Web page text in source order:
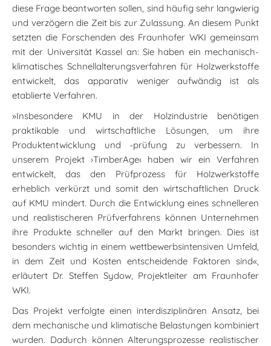
diese Frage beantworten sollen, sind häufig sehr langwierig
und verzögern die Zeit bis zur Zulassung. An diesem Punkt
setzten die Forschenden des Fraunhofer WKI gemeinsam
mit der Universität Kassel an: Sie haben ein mechanisch-
klimatisches Schnellalterungsverfahren für Holzwerkstoffe
entwickelt, das apparativ weniger aufwändig ist als
etablierte Verfahren.
»Insbesondere KMU in der Holzindustrie benötigen
praktikable und wirtschaftliche Lösungen, um ihre
Produktentwicklung und -prüfung zu verbessern. In
unserem Projekt ›TimberAge‹ haben wir ein Verfahren
entwickelt, das den Prüfprozess für Holzwerkstoffe
erheblich verkürzt und somit den wirtschaftlichen Druck
auf KMU mindert. Durch die Entwicklung eines schnelleren
und realistischeren Prüfverfahrens können Unternehmen
ihre Produkte schneller auf den Markt bringen. Dies ist
besonders wichtig in einem wettbewerbsintensiven Umfeld,
in dem Zeit und Kosten entscheidende Faktoren sind«,
erläutert Dr. Steffen Sydow, Projektleiter am Fraunhofer
WKI.
Das Projekt verfolgte einen interdisziplinären Ansatz, bei
dem mechanische und klimatische Belastungen kombiniert
wurden. Dadurch können Alterungsprozesse realistischer